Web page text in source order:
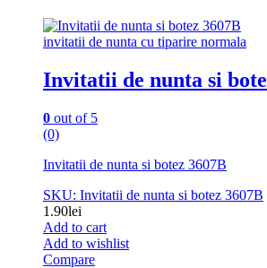
invitatii de nunta cu tiparire normala
Invitatii de nunta si
0 out of 5
(0)
Invitatii de nunta si botez 3607B
SKU: Invitatii de nunta si botez 3607B
1.90lei
Add to cart
Add to wishlist
Compare